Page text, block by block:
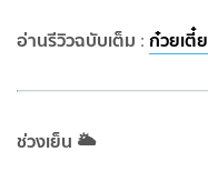
อ่านรีวิวฉบับเต็ม : ก๋วยเตี๋
ช่วงเย็น 🌥